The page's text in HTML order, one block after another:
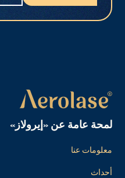
لمحة عامة عن «إيرولاز»
معلومات عنا
أحداث